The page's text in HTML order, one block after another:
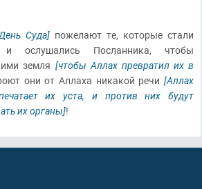
Суда] пожелают те, которые стали
и ослушались Посланника, чтобы
земля [чтобы Аллах превратил их в
они от Аллаха никакой речи [Аллах
их уста, и против них будут
их органы]!